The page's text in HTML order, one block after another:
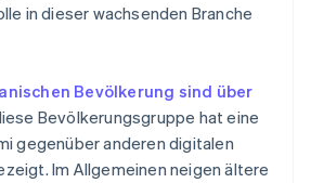
in dieser wachsenden Branche
Bevölkerung sind über
Bevölkerungsgruppe hat eine
gegenüber anderen digitalen
Im Allgemeinen neigen ältere